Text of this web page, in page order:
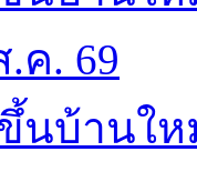
ค. 69
นบ้านใ